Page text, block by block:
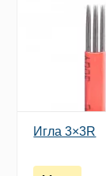
Игла 3×3R